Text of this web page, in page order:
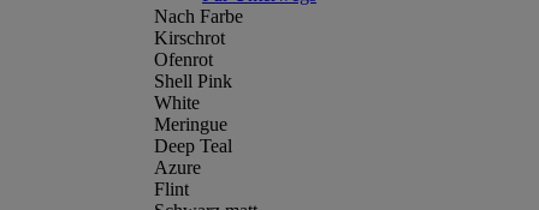
Nach Farbe
Kirschrot
Ofenrot
Shell Pink
White
Meringue
Deep Teal
Azure
Flint